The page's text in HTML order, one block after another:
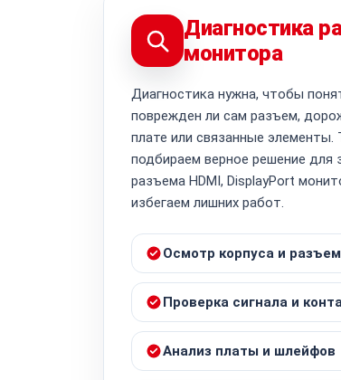
Диагностика
монитора
Диагностика нужна, чтобы
поврежден ли сам разъем,
плате или связанные элементы.
подбираем верное решение для
разъема HDMI, DisplayPort
избегаем лишних работ.
Осмотр корпуса и
Проверка сигнала и
Анализ платы и шлейфов